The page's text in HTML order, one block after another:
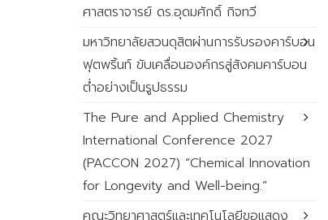
ศาสตราจารย์ ดร.อุดมศักดิ์ กิจทวี
มหาวิทยาลัยสวนดุสิตผ่านการรับรองคาร์บอน
ฟุตพริ้นท์ ขับเคลื่อนองค์กรสู่สังคมคาร์บอน
ต่ำอย่างเป็นรูปธรรม
The Pure and Applied Chemistry
International Conference 2027
(PACCON 2027) “Chemical Innovation
for Longevity and Well-being.”
คณะวิทยาศาสตร์และเทคโนโลยีขอแสดง